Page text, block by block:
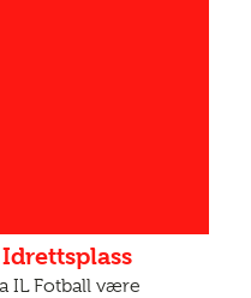
IL Fotball være